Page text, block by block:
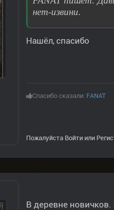
нет-извини.
Нашёл, спасибо
Спасибо сказали: FANAT
Пожалуйста Войти или
В деревне